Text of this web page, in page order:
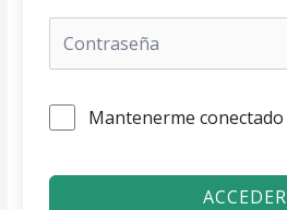
Mantenerme conectado
ACCEDER